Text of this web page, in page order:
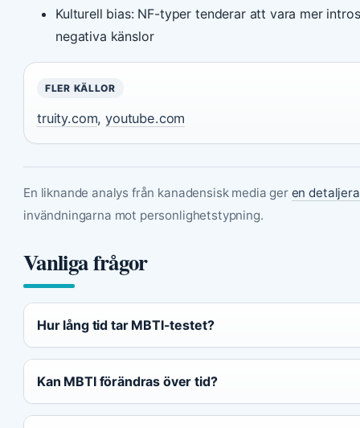
Kulturell bias: NF-typer tenderar att vara mer
negativa känslor
FLER KÄLLOR
truity.com,youtube.com
En liknande analys från kanadensisk media ger en
invändningarna mot personlighetstypning.
Vanliga frågor
Hur lång tid tar MBTI-testet?
Kan MBTI förändras över tid?